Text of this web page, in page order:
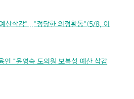
산삭감"..."정당한 의정활동"(5/8, 이
인 "윤영숙 도의원 보복성 예산 삭감